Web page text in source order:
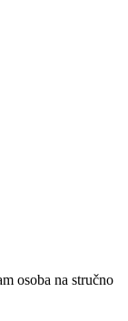
osoba na stručno